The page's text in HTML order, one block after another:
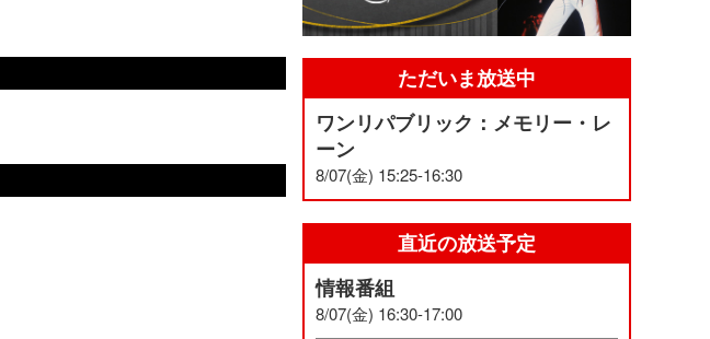
ただいま放送中
ワンリパブリック：メモリー・レ
ーン
8/07(金) 15:25-16:30
直近の放送予定
情報番組
8/07(金) 16:30-17:00